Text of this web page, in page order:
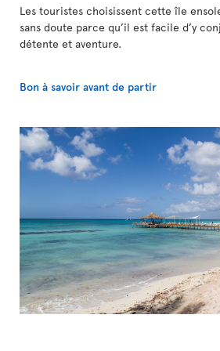
Les touristes choisissent cette île
sans doute parce qu’il est facile d’y
détente et aventure.
Bon à savoir avant de partir